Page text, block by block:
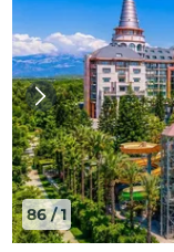
1
/
86